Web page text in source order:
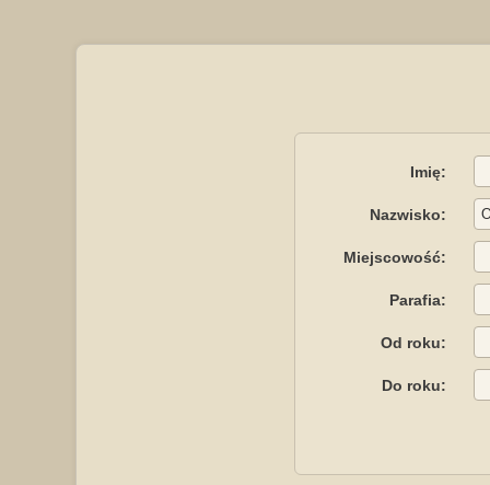
Imię:
Nazwisko:
Miejscowość:
Parafia:
Od roku:
Do roku: